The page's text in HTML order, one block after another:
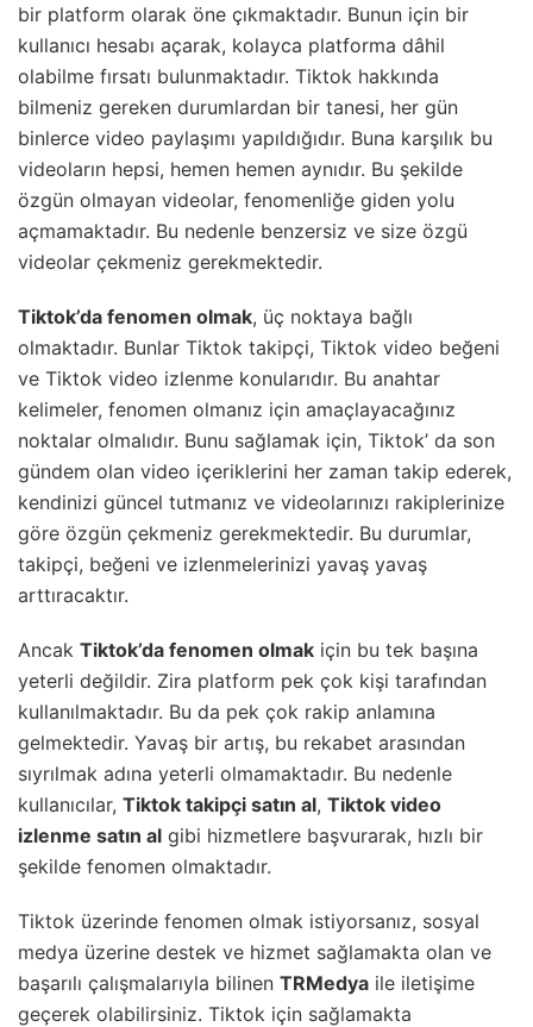
bir platform olarak öne çıkmaktadır. Bunun için bir
kullanıcı hesabı açarak, kolayca platforma dâhil
olabilme fırsatı bulunmaktadır. Tiktok hakkında
bilmeniz gereken durumlardan bir tanesi, her gün
binlerce video paylaşımı yapıldığıdır. Buna karşılık bu
videoların hepsi, hemen hemen aynıdır. Bu şekilde
özgün olmayan videolar, fenomenliğe giden yolu
açmamaktadır. Bu nedenle benzersiz ve size özgü
videolar çekmeniz gerekmektedir.
Tiktok’da fenomen olmak, üç noktaya bağlı
olmaktadır. Bunlar Tiktok takipçi, Tiktok video beğeni
ve Tiktok video izlenme konularıdır. Bu anahtar
kelimeler, fenomen olmanız için amaçlayacağınız
noktalar olmalıdır. Bunu sağlamak için, Tiktok’ da son
gündem olan video içeriklerini her zaman takip ederek,
kendinizi güncel tutmanız ve videolarınızı rakiplerinize
göre özgün çekmeniz gerekmektedir. Bu durumlar,
takipçi, beğeni ve izlenmelerinizi yavaş yavaş
arttıracaktır.
Ancak Tiktok’da fenomen olmak için bu tek başına
yeterli değildir. Zira platform pek çok kişi tarafından
kullanılmaktadır. Bu da pek çok rakip anlamına
gelmektedir. Yavaş bir artış, bu rekabet arasından
sıyrılmak adına yeterli olmamaktadır. Bu nedenle
kullanıcılar, Tiktok takipçi satın al, Tiktok video
izlenme satın al gibi hizmetlere başvurarak, hızlı bir
şekilde fenomen olmaktadır.
Tiktok üzerinde fenomen olmak istiyorsanız, sosyal
medya üzerine destek ve hizmet sağlamakta olan ve
başarılı çalışmalarıyla bilinen TRMedya ile iletişime
geçerek olabilirsiniz. Tiktok için sağlamakta